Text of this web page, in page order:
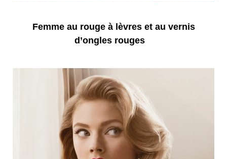
Femme au rouge à lèvres et au vernis
d’ongles rouges